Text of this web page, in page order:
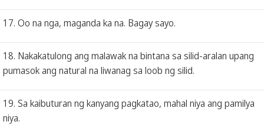
17. Oo na nga, maganda ka na. Bagay sayo.
18. Nakakatulong ang malawak na bintana sa silid-aralan upang
pumasok ang natural na liwanag sa loob ng silid.
19. Sa kaibuturan ng kanyang pagkatao, mahal niya ang pamilya
niya.